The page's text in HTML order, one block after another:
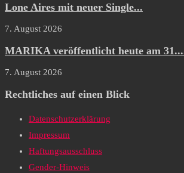
Lone Aires mit neuer Single...
7. August 2026
MARIKA veröffentlicht heute am
7. August 2026
Rechtliches auf einen Blick
Datenschutzerklärung
Impressum
Haftungsausschluss
Gender-Hinweis